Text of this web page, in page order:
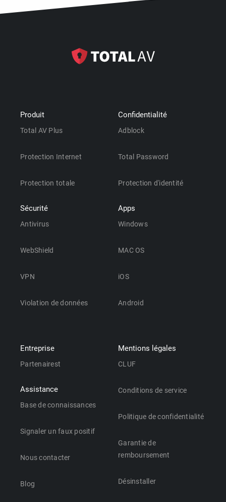
Produit
Total AV Plus
Protection Internet
Protection totale
Sécurité
Antivirus
WebShield
VPN
Violation de données
Confidentialité
Adblock
Total Password
Protection d'identité
Apps
Windows
MAC OS
iOS
Android
Entreprise
Partenairest
Assistance
Base de connaissances
Signaler un faux positif
Nous contacter
Blog
Mentions légales
CLUF
Conditions de service
Politique de confidentialité
Garantie de
remboursement
Désinstaller